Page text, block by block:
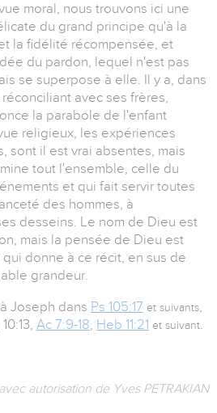
moral, nous trouvons ici une
du grand principe qu'à la
la fidélité récompensée, et
du pardon, lequel n'est pas
se superpose à elle. Il y a, dans
avec ses frères,
la parabole de l'enfant
religieux, les expériences
sont il est vrai absentes, mais
tout l'ensemble, celle du
et qui fait servir toutes
des hommes, à
desseins. Le nom de Dieu est
mais la pensée de Dieu est
donne à ce récit, en sus de
grandeur.
Joseph dans Ps 105:17 et suivants,
Ac 7:9-18, Heb 11:21 et suivant.
autorisation de Yves PETRAKIAN